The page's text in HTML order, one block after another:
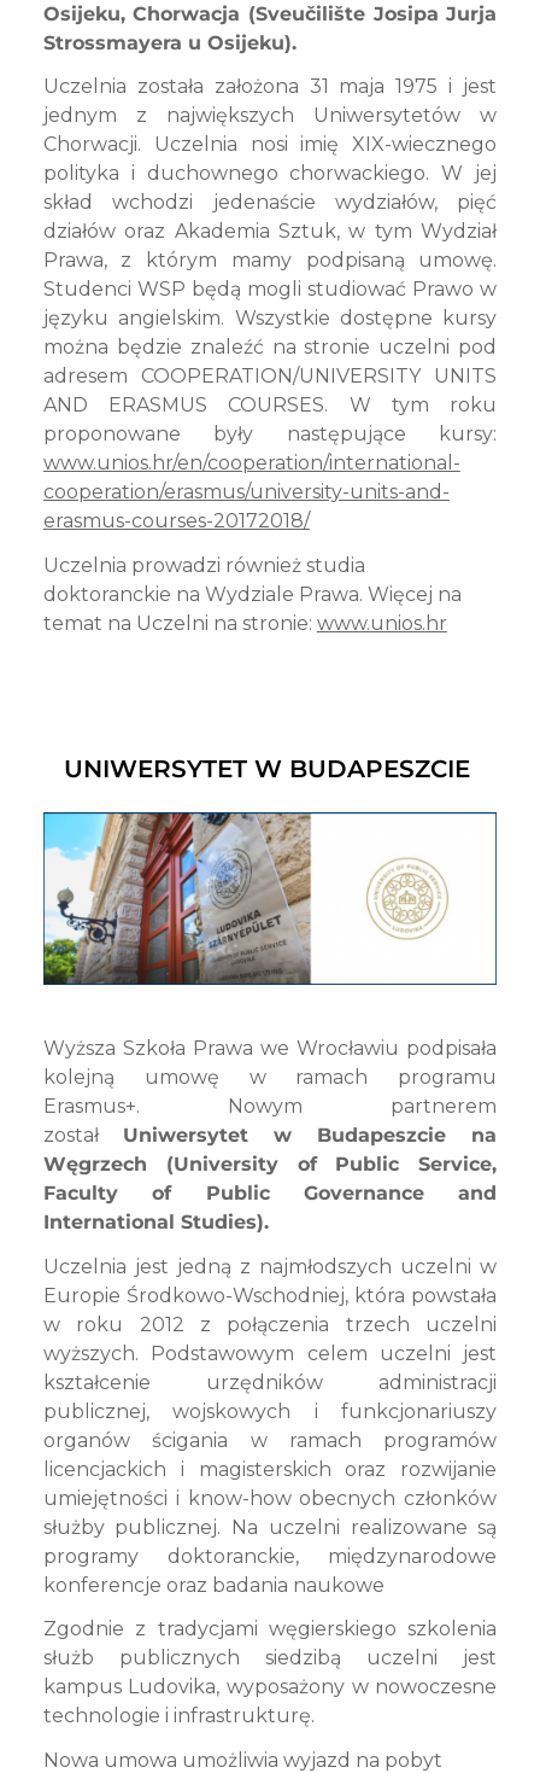
Osijeku, Chorwacja (Sveučilište Josipa Jurja
Strossmayera u Osijeku).
Uczelnia została założona 31 maja 1975 i jest
jednym z największych Uniwersytetów w
Chorwacji. Uczelnia nosi imię XIX-wiecznego
polityka i duchownego chorwackiego. W jej
skład wchodzi jedenaście wydziałów, pięć
działów oraz Akademia Sztuk, w tym Wydział
Prawa, z którym mamy podpisaną umowę.
Studenci WSP będą mogli studiować Prawo w
języku angielskim. Wszystkie dostępne kursy
można będzie znaleźć na stronie uczelni pod
adresem COOPERATION/UNIVERSITY UNITS
AND ERASMUS COURSES. W tym roku
proponowane były następujące kursy:
www.unios.hr/en/cooperation/international-
cooperation/erasmus/university-units-and-
erasmus-courses-20172018/
Uczelnia prowadzi również studia
doktoranckie na Wydziale Prawa. Więcej na
temat na Uczelni na stronie: www.unios.hr
UNIWERSYTET W BUDAPESZCIE
Wyższa Szkoła Prawa we Wrocławiu podpisała
kolejną umowę w ramach programu
Erasmus+. Nowym partnerem
został Uniwersytet w Budapeszcie na
Węgrzech (University of Public Service,
Faculty of Public Governance and
International Studies).
Uczelnia jest jedną z najmłodszych uczelni w
Europie Środkowo-Wschodniej, która powstała
w roku 2012 z połączenia trzech uczelni
wyższych. Podstawowym celem uczelni jest
kształcenie urzędników administracji
publicznej, wojskowych i funkcjonariuszy
organów ścigania w ramach programów
licencjackich i magisterskich oraz rozwijanie
umiejętności i know-how obecnych członków
służby publicznej. Na uczelni realizowane są
programy doktoranckie, międzynarodowe
konferencje oraz badania naukowe
Zgodnie z tradycjami węgierskiego szkolenia
służb publicznych siedzibą uczelni jest
kampus Ludovika, wyposażony w nowoczesne
technologie i infrastrukturę.
Nowa umowa umożliwia wyjazd na pobyt